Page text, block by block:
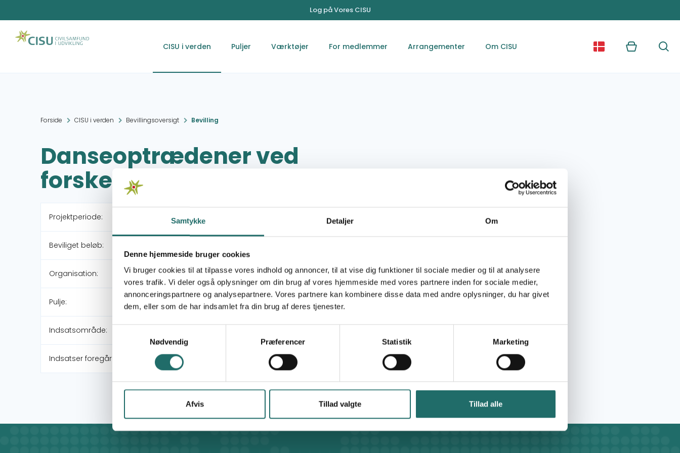
Samtykke Detaljer Om
Denne hjemmeside bruger cookies
Vi bruger cookies til at tilpasse vores indhold og annoncer, til at vise dig funktioner til sociale medier og til at analysere
vores trafik. Vi deler også oplysninger om din brug af vores hjemmeside med vores partnere inden for sociale medier,
annonceringspartnere og analysepartnere. Vores partnere kan kombinere disse data med andre oplysninger, du har givet
dem, eller som de har indsamlet fra din brug af deres tjenester.
Nødvendig
Præferencer Statistik Marketing
Afvis Tillad valgte Tillad alle
Log på Vores CISU
CISU i verden Puljer Værktøjer For medlemmer Arrangementer Om CISU Kurv Søg
Forside CISU i verden Bevillingsoversigt Bevilling
Danseoptrædener ved
forskellige arrangementer
Projektperiode:
Beviliget beløb:
Organisation: The African Footprint Foundation
Pulje: Oplysningspuljen
Indsatsområde:
Indsatser foregår i: